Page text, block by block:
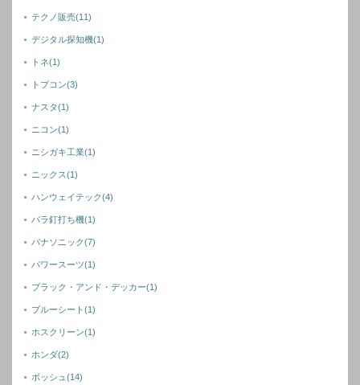
テクノ販売(11)
デジタル探知機(1)
トネ(1)
トプコン(3)
ナスタ(1)
ニコン(1)
ニシガキ工業(1)
ニックス(1)
ハンウェイテック(4)
バラ釘打ち機(1)
パナソニック(7)
パワースーツ(1)
ブラック・アンド・デッカー(1)
ブルーシート(1)
ホスクリーン(1)
ホンダ(2)
ボッシュ (14)